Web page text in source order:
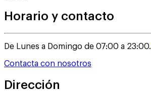
Horario y contacto
De Lunes a Domingo de 07:00 a 23:00.
Contacta con nosotros
Dirección